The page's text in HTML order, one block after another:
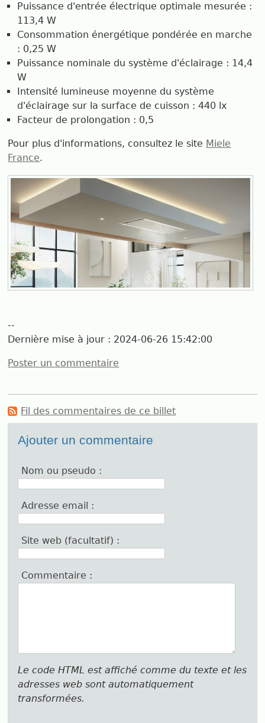
Puissance d'entrée électrique optimale mesurée :
113,4 W
Consommation énergétique pondérée en marche
: 0,25 W
Puissance nominale du système d'éclairage : 14,4
W
Intensité lumineuse moyenne du système
d'éclairage sur la surface de cuisson : 440 lx
Facteur de prolongation : 0,5
Pour plus d'informations, consultez le site Miele
France.
--
Dernière mise à jour : 2024-06-26 15:42:00
Poster un commentaire
Fil des commentaires de ce billet
Ajouter un commentaire
Nom ou pseudo :
Adresse email :
Site web (facultatif) :
Commentaire :
Le code HTML est affiché comme du texte et les
adresses web sont automatiquement
transformées.